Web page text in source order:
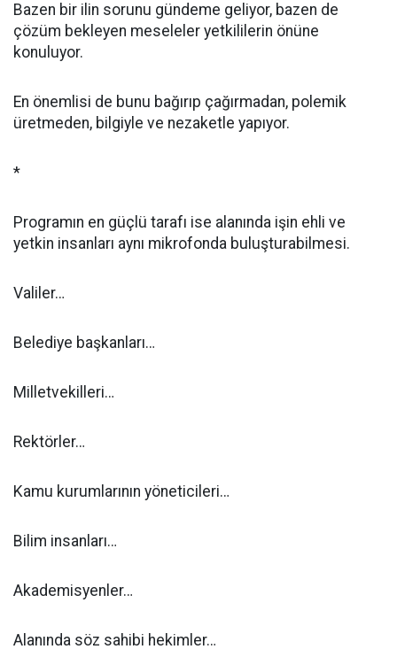
Bazen bir ilin sorunu gündeme geliyor, bazen de
çözüm bekleyen meseleler yetkililerin önüne
konuluyor.
En önemlisi de bunu bağırıp çağırmadan, polemik
üretmeden, bilgiyle ve nezaketle yapıyor.
*
Programın en güçlü tarafı ise alanında işin ehli ve
yetkin insanları aynı mikrofonda buluşturabilmesi.
Valiler…
Belediye başkanları…
Milletvekilleri…
Rektörler…
Kamu kurumlarının yöneticileri…
Bilim insanları…
Akademisyenler…
Alanında söz sahibi hekimler…